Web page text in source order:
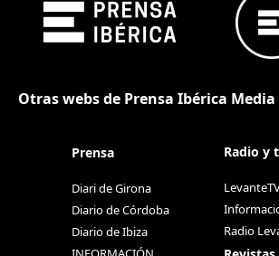
Otras webs de Prensa Ibérica Media
Prensa
Diari de Girona
Diario de Córdoba
Diario de Ibiza
Radio y
Radio